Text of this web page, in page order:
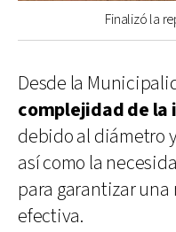
Finalizó la
Desde la
complejidad de
debido al diámetro
así como la
para garantizar
efectiva.